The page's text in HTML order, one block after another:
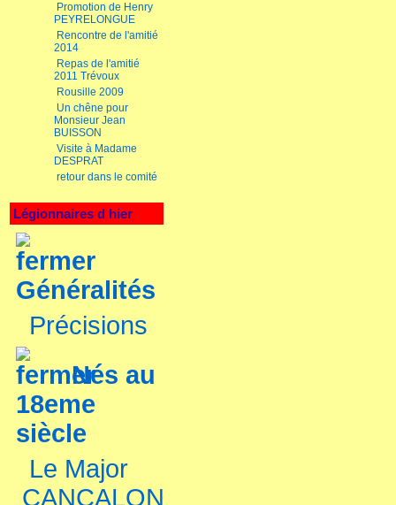
Promotion de Henry
PEYRELONGUE
Rencontre de l'amitié
2014
Repas de l'amitié
2011 Trévoux
Rousille 2009
Un chêne pour
Monsieur Jean
BUISSON
Visite à Madame
DESPRAT
retour dans le comité
Légionnaires d hier
Généralités
Précisions
Nés au
18eme
siècle
Le Major
CANCALON